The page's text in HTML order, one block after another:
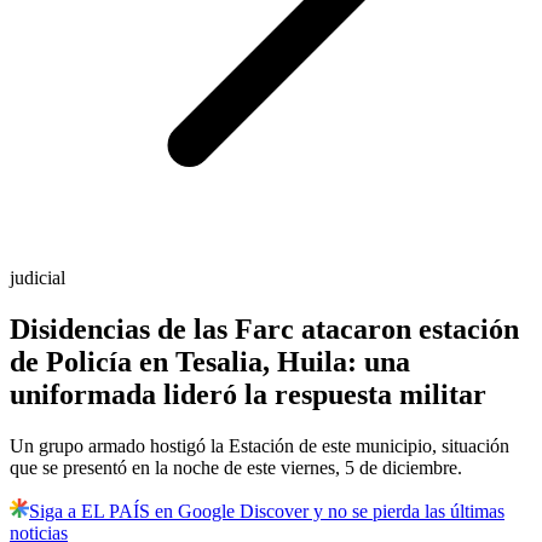
judicial
Disidencias de las Farc atacaron estación
de Policía en Tesalia, Huila: una
uniformada lideró la respuesta militar
Un grupo armado hostigó la Estación de este municipio, situación
que se presentó en la noche de este viernes, 5 de diciembre.
Siga a EL PAÍS en Google Discover y no se pierda las últimas
noticias